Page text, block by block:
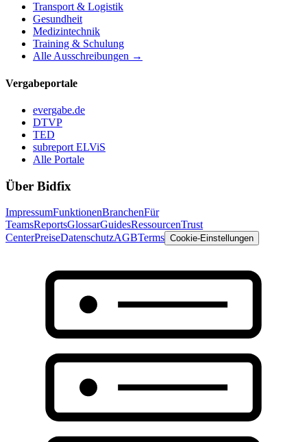
Transport & Logistik
Gesundheit
Medizintechnik
Training & Schulung
Alle Ausschreibungen →
Vergabeportale
evergabe.de
DTVP
TED
subreport ELViS
Alle Portale
Über Bidfix
ImpressumFunktionenBranchenFür
TeamsReportsGlossarGuidesRessourcenTrust
CenterPreiseDatenschutzAGBTerms Cookie-Einstellungen